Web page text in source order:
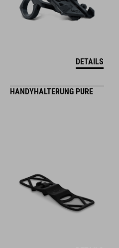
DETAILS
HANDYHALTERUNG PURE